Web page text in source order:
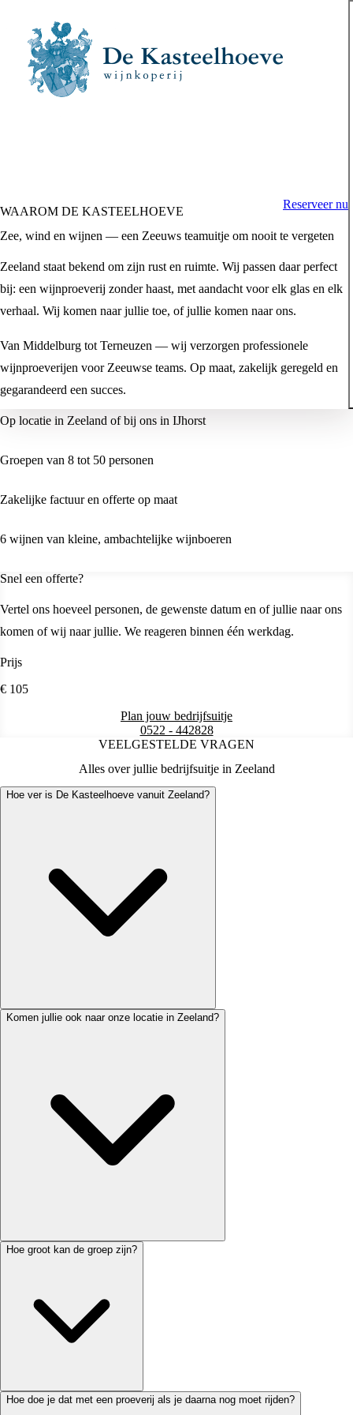
Reserveer nu
WAAROM DE KASTEELHOEVE
Zee, wind en wijnen — een Zeeuws teamuitje om nooit te vergeten
Zeeland staat bekend om zijn rust en ruimte. Wij passen daar perfect
bij: een wijnproeverij zonder haast, met aandacht voor elk glas en elk
verhaal. Wij komen naar jullie toe, of jullie komen naar ons.
Van Middelburg tot Terneuzen — wij verzorgen professionele
wijnproeverijen voor Zeeuwse teams. Op maat, zakelijk geregeld en
gegarandeerd een succes.
Op locatie in Zeeland of bij ons in IJhorst
Groepen van 8 tot 50 personen
Zakelijke factuur en offerte op maat
6 wijnen van kleine, ambachtelijke wijnboeren
Snel een offerte?
Vertel ons hoeveel personen, de gewenste datum en of jullie naar ons
komen of wij naar jullie. We reageren binnen één werkdag.
Prijs
€ 105
Plan jouw bedrijfsuitje
0522 - 442828
VEELGESTELDE VRAGEN
Alles over jullie bedrijfsuitje in Zeeland
Hoe ver is De Kasteelhoeve vanuit Zeeland?
Komen jullie ook naar onze locatie in Zeeland?
Hoe groot kan de groep zijn?
Hoe doe je dat met een proeverij als je daarna nog moet rijden?